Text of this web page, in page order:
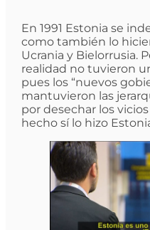
En 1991 Estonia se
como también lo
Ucrania y Bielorrusia.
realidad no tuvieron
pues los “nuevos
mantuvieron las
por desechar los
hecho sí lo hizo